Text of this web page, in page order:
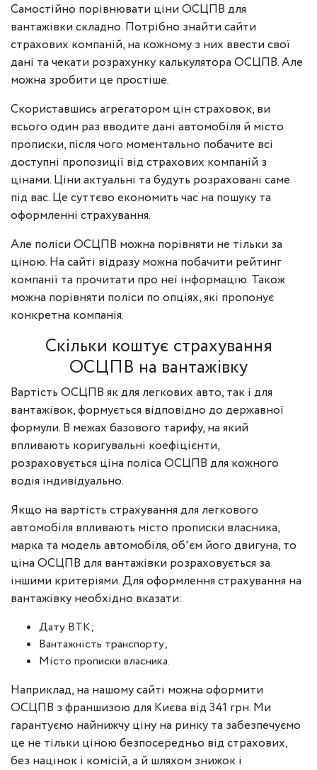
Самостійно порівнювати ціни ОСЦПВ для
вантажівки складно. Потрібно знайти сайти
страхових компаній, на кожному з них ввести свої
дані та чекати розрахунку калькулятора ОСЦПВ. Але
можна зробити це простіше.
Скориставшись агрегатором цін страховок, ви
всього один раз вводите дані автомобіля й місто
прописки, після чого моментально побачите всі
доступні пропозиції від страхових компаній з
цінами. Ціни актуальні та будуть розраховані саме
під вас. Це суттєво економить час на пошуку та
оформленні страхування.
Але поліси ОСЦПВ можна порівняти не тільки за
ціною. На сайті відразу можна побачити рейтинг
компанії та прочитати про неї інформацію. Також
можна порівняти поліси по опціях, які пропонує
конкретна компанія.
Скільки коштує страхування
ОСЦПВ на вантажівку
Вартість ОСЦПВ як для легкових авто, так і для
вантажівок, формується відповідно до державної
формули. В межах базового тарифу, на який
впливають коригувальні коефіцієнти,
розраховується ціна поліса ОСЦПВ для кожного
водія індивідуально.
Якщо на вартість страхування для легкового
автомобіля впливають місто прописки власника,
марка та модель автомобіля, об'єм його двигуна, то
ціна ОСЦПВ для вантажівки розраховується за
іншими критеріями. Для оформлення страхування на
вантажівку необхідно вказати:
Дату ВТК;
Вантажність транспорту;
Місто прописки власника.
Наприклад, на нашому сайті можна оформити
ОСЦПВ з франшизою для Києва від 341 грн. Ми
гарантуємо найнижчу ціну на ринку та забезпечуємо
це не тільки ціною безпосередньо від страхових,
без націнок і комісій, а й шляхом знижок і